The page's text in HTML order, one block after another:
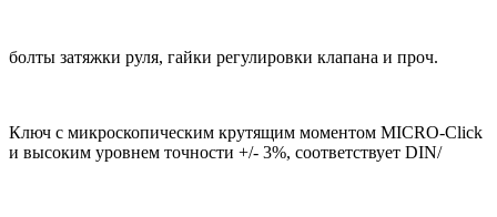
болты затяжки руля, гайки регулировки клапана и проч.
Ключ с микроскопическим крутящим моментом MICRO-Click
и высоким уровнем точности +/- 3%, соответствует DIN/